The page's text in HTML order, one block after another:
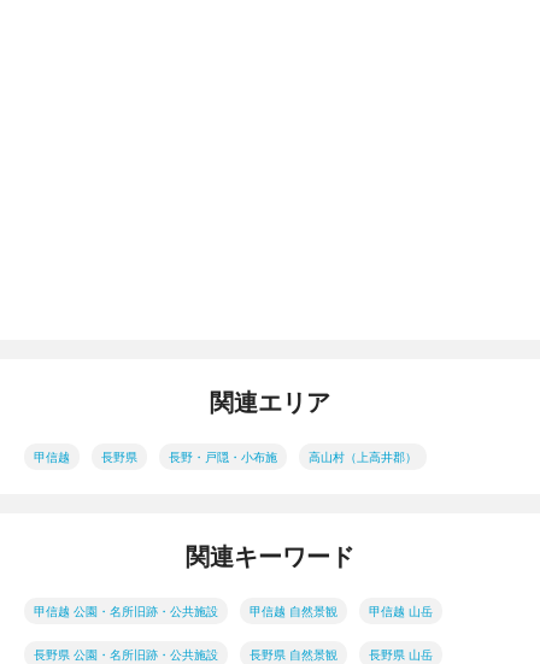
関連エリア
甲信越 長野県 長野・戸隠・小布施 高山村（上高井郡）
関連キーワード
甲信越 公園・名所旧跡・公共施設 甲信越 自然景観 甲信越 山岳
長野県 公園・名所旧跡・公共施設 長野県 自然景観 長野県 山岳